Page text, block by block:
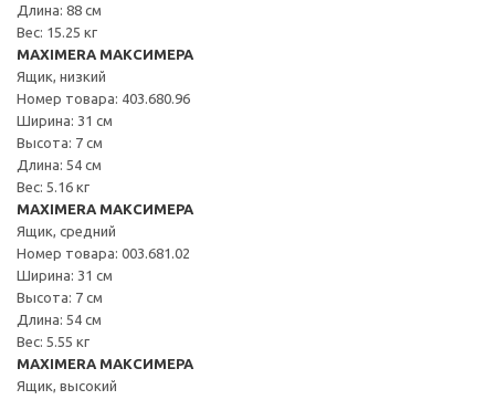
Длина: 88 см
Вес: 15.25 кг
MAXIMERA МАКСИМЕРА
Ящик, низкий
Номер товара: 403.680.96
Ширина: 31 см
Высота: 7 см
Длина: 54 см
Вес: 5.16 кг
MAXIMERA МАКСИМЕРА
Ящик, средний
Номер товара: 003.681.02
Ширина: 31 см
Высота: 7 см
Длина: 54 см
Вес: 5.55 кг
MAXIMERA МАКСИМЕРА
Ящик, высокий